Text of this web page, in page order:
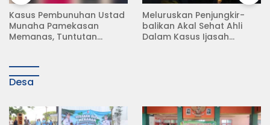
Meluruskan Penjungkir-
balikan Akal Sehat Ahli
Dalam Kasus Ijasah
Rampas Motor Tanpa
Surat Resmi, Modus Baru
Debt Collector di Jalan
Desa